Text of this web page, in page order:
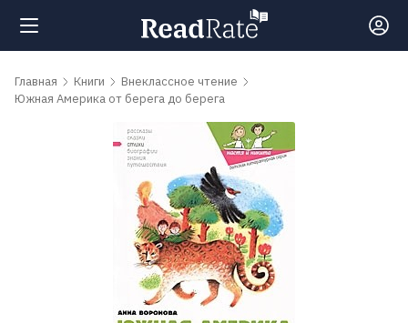
Поиск
Главная Книги
Внеклассное чтение
Южная Америка от берега до берега